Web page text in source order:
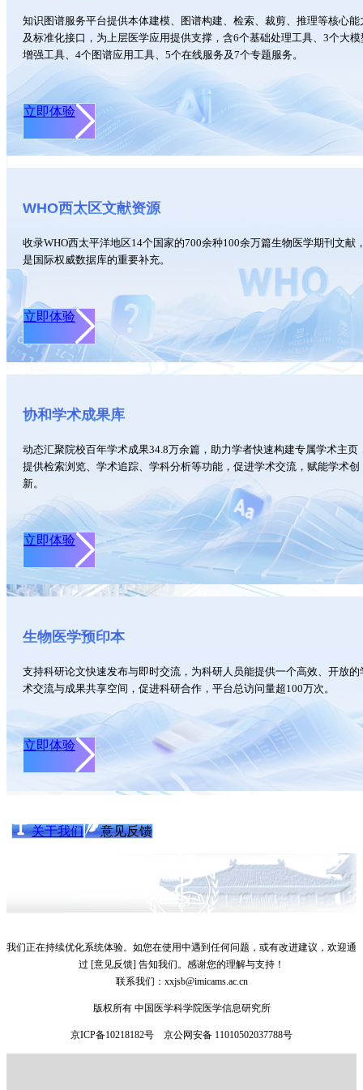
知识图谱服务平台提供本体建模、图谱构建、检索、裁剪、推理等核心能
及标准化接口，为上层医学应用提供支撑，含6个基础处理工具、3个大模
增强工具、4个图谱应用工具、5个在线服务及7个专题服务。
立即体验
WHO西太区文献资源
收录WHO西太平洋地区14个国家的700余种100余万篇生物医学期刊文献
是国际权威数据库的重要补充。
立即体验
协和学术成果库
动态汇聚院校百年学术成果34.8万余篇，助力学者快速构建专属学术主页
提供检索浏览、学术追踪、学科分析等功能，促进学术交流，赋能学术创
新。
立即体验
生物医学预印本
支持科研论文快速发布与即时交流，为科研人员能提供一个高效、开放的
术交流与成果共享空间，促进科研合作，平台总访问量超100万次。
立即体验
关于我们 意见反馈
我们正在持续优化系统体验。如您在使用中遇到任何问题，或有改进建议，欢迎通
过 [意见反馈] 告知我们。感谢您的理解与支持！
联系我们：xxjsb@imicams.ac.cn
版权所有 中国医学科学院医学信息研究所
京ICP备10218182号 京公网安备 11010502037788号